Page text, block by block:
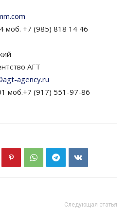
моб. +7 (985) 818 14 46
АГТ
agency.ru
моб.+7 (917) 551-97-86
Следующая статья